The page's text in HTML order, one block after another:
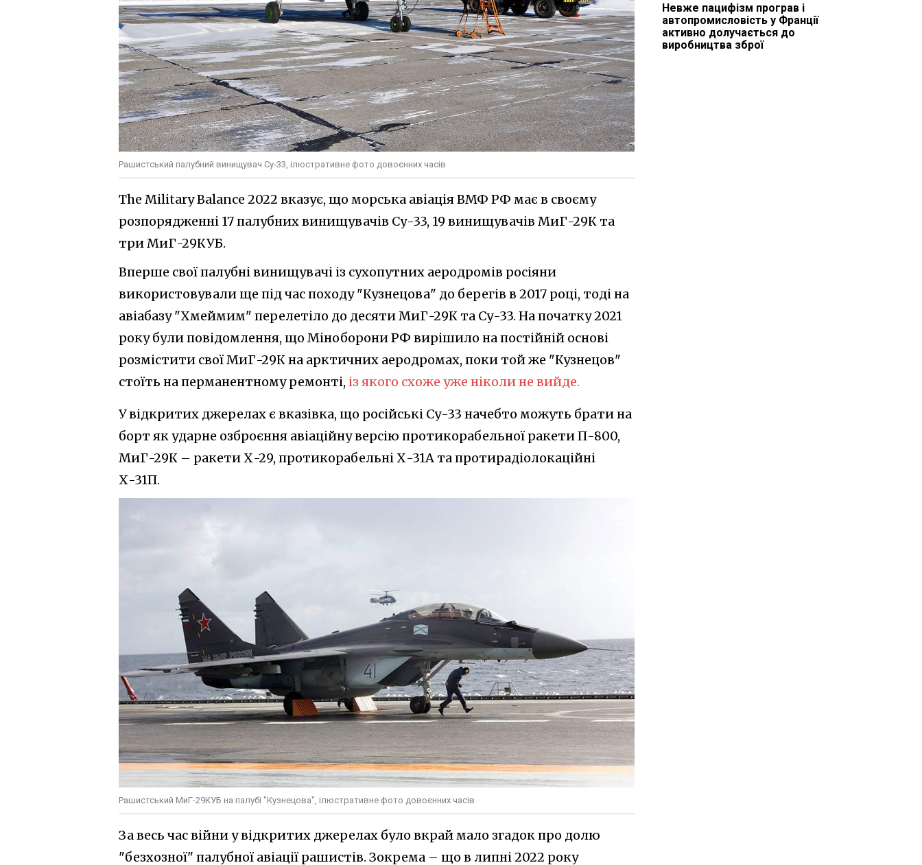
Рашистський палубний винищувач Су-33, ілюстративне фото довоєнних часів
The Military Balance 2022 вказує, що морська авіація ВМФ РФ має в своєму
розпорядженні 17 палубних винищувачів Су-33, 19 винищувачів МиГ-29К та
три МиГ-29КУБ.
Вперше свої палубні винищувачі із сухопутних аеродромів росіяни
використовували ще під час походу "Кузнецова" до берегів в 2017 році, тоді на
авіабазу "Хмеймим" перелетіло до десяти МиГ-29К та Су-33. На початку 2021
року були повідомлення, що Міноборони РФ вирішило на постійній основі
розмістити свої МиГ-29К на арктичних аеродромах, поки той же "Кузнецов"
стоїть на перманентному ремонті, із якого схоже уже ніколи не вийде.
У відкритих джерелах є вказівка, що російські Су-33 начебто можуть брати на
борт як ударне озброєння авіаційну версію протикорабельної ракети П-800,
МиГ-29К – ракети Х-29, протикорабельні Х-31А та протирадіолокаційні
Х-31П.
Рашистський МиГ-29КУБ на палубі "Кузнецова", ілюстративне фото довоєнних часів
За весь час війни у відкритих джерелах було вкрай мало згадок про долю
"безхозної" палубної авіації рашистів. Зокрема – що в липні 2022 року
Невже пацифізм програв і
автопромисловість у Франції
активно долучається до
виробництва зброї